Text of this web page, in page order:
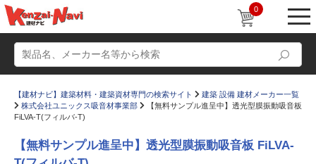
0
【建材ナビ】建築材料・建築資材専門の検索サイト
建築 設備 建材メーカー一覧
株式会社ユニックス吸音材事業部
【無料サンプル進呈中】透光型膜振動吸音板
FiLVA-T(フィルバ‐T)
【無料サンプル進呈中】透光型膜振動吸音板 FiLVA-